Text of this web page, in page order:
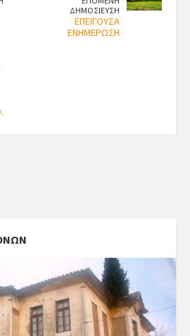
ΔΗΜΟΣΙΕΥΣΗ
ΕΠΕΙΓΟΥΣΑ
ΕΝΗΜΕΡΩΣΗ